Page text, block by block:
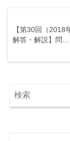
【第30回（2018
解答・解説】問…